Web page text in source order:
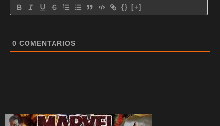
{} [+]
0 COMENTARIOS